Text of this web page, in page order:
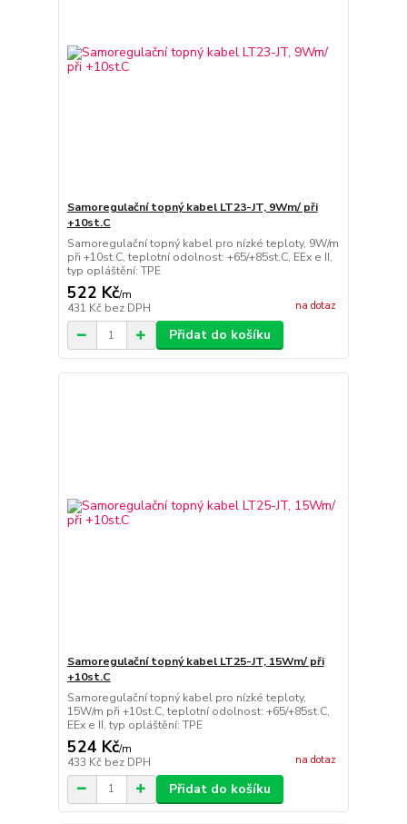
Samoregulační topný kabel LT23-JT, 9Wm/ při
+10st.C
Samoregulační topný kabel pro nízké teploty, 9W/m
při +10st.C, teplotní odolnost: +65/+85st.C, EEx e II,
typ opláštění: TPE
522 Kč/m
431 Kč bez DPH na dotaz
Přidat do košíku
Samoregulační topný kabel LT25-JT, 15Wm/ při
+10st.C
Samoregulační topný kabel pro nízké teploty,
15W/m při +10st.C, teplotní odolnost: +65/+85st.C,
EEx e II, typ opláštění: TPE
524 Kč/m
433 Kč bez DPH na dotaz
Přidat do košíku